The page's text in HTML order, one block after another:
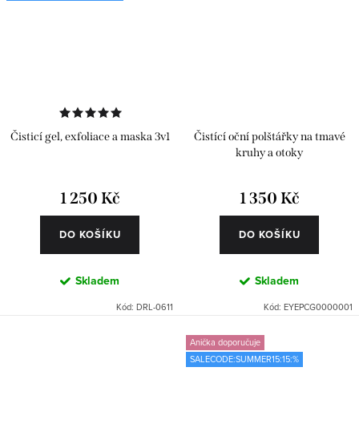
Čisticí gel, exfoliace a maska 3v1
1 250 Kč
DO KOŠÍKU
Skladem
Kód: DRL-0611
Čistící oční polštářky na tmavé
kruhy a otoky
1 350 Kč
DO KOŠÍKU
Skladem
Kód: EYEPCG0000001
Anička doporučuje
SALECODE:SUMMER15:15:%